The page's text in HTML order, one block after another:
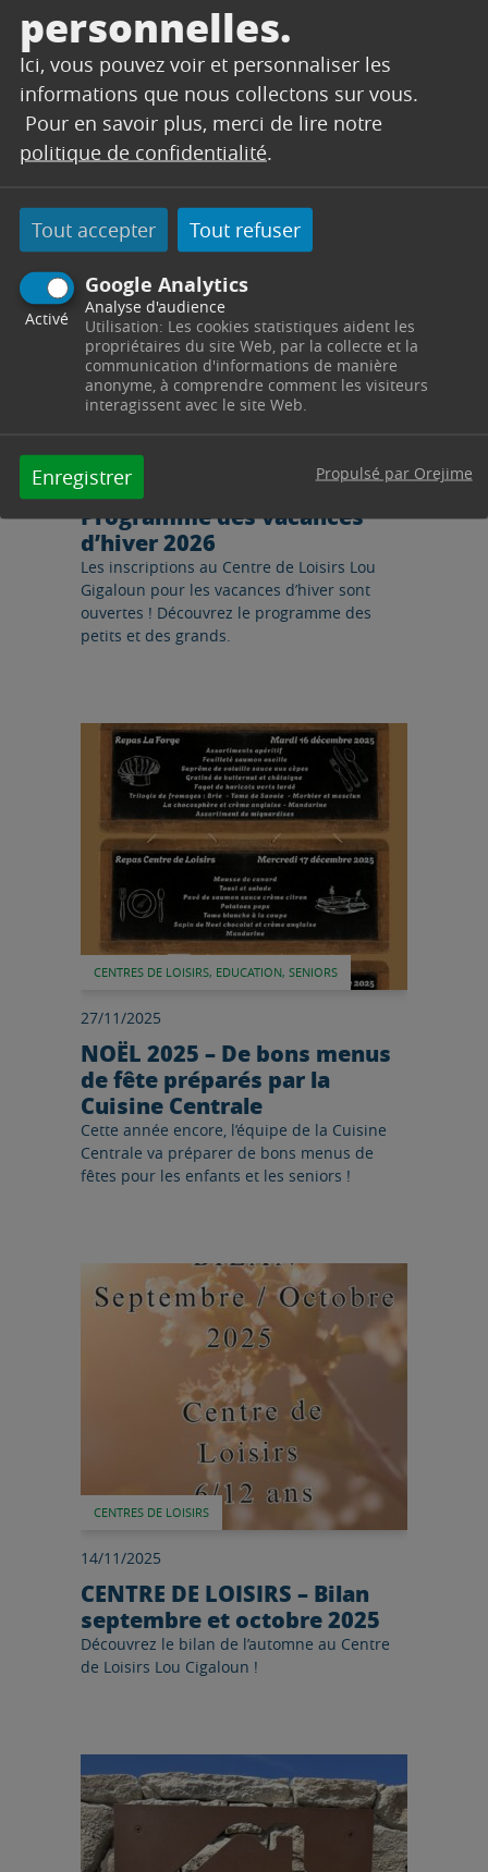
personnelles.
Ici, vous pouvez voir et personnaliser les
informations que nous collectons sur vous.
Pour en savoir plus, merci de lire notre
politique de confidentialité.
Tout accepter Tout refuser
Google Analytics
Activé
Analyse d'audience
Utilisation: Les cookies statistiques aident les
propriétaires du site Web, par la collecte et la
communication d'informations de manière
anonyme, à comprendre comment les visiteurs
interagissent avec le site Web.
Enregistrer Propulsé par Orejime
matinée du vendredi 20 février 2026, la
Cuisine Centrale ne sera pas en capacité
de...
CENTRES DE LOISIRS
19/01/2026
CENTRE DE LOISIRS –
Programme des vacances
d’hiver 2026
Les inscriptions au Centre de Loisirs Lou
Gigaloun pour les vacances d’hiver sont
ouvertes ! Découvrez le programme des
petits et des grands.
CENTRES DE LOISIRS, EDUCATION, SENIORS
27/11/2025
NOËL 2025 – De bons menus
de fête préparés par la
Cuisine Centrale
Cette année encore, l’équipe de la Cuisine
Centrale va préparer de bons menus de
fêtes pour les enfants et les seniors !
Lire l'article
CENTRES DE LOISIRS
14/11/2025
CENTRE DE LOISIRS – Bilan
septembre et octobre 2025
Découvrez le bilan de l’automne au Centre
de Loisirs Lou Cigaloun !
Lire l'article